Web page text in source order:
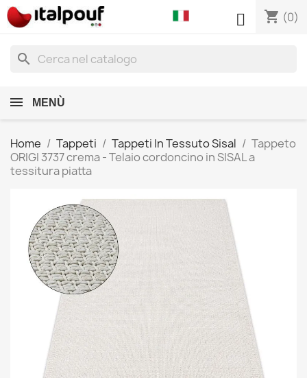
shopping_cart (0)

search
MENÙ
Home Tappeti Tappeti In Tessuto Sisal
Tappeto
ORIGI 3737 crema - Telaio cordoncino in SISAL a
tessitura piatta